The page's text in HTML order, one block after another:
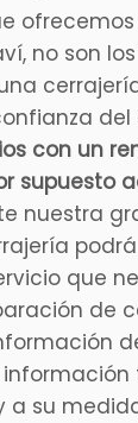
no son
con un
supuesto
nuestra
que
de
a su